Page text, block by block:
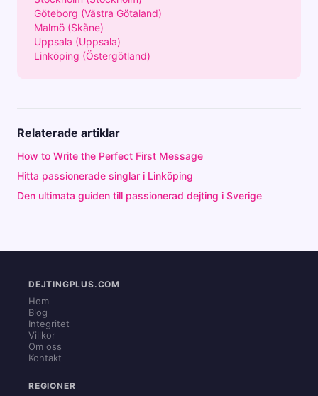
Göteborg (Västra Götaland)
Malmö (Skåne)
Uppsala (Uppsala)
Linköping (Östergötland)
Relaterade artiklar
How to Write the Perfect First Message
Hitta passionerade singlar i Linköping
Den ultimata guiden till passionerad dejting i Sverige
DEJTINGPLUS.COM
Hem
Blog
Integritet
Villkor
Om oss
Kontakt
REGIONER